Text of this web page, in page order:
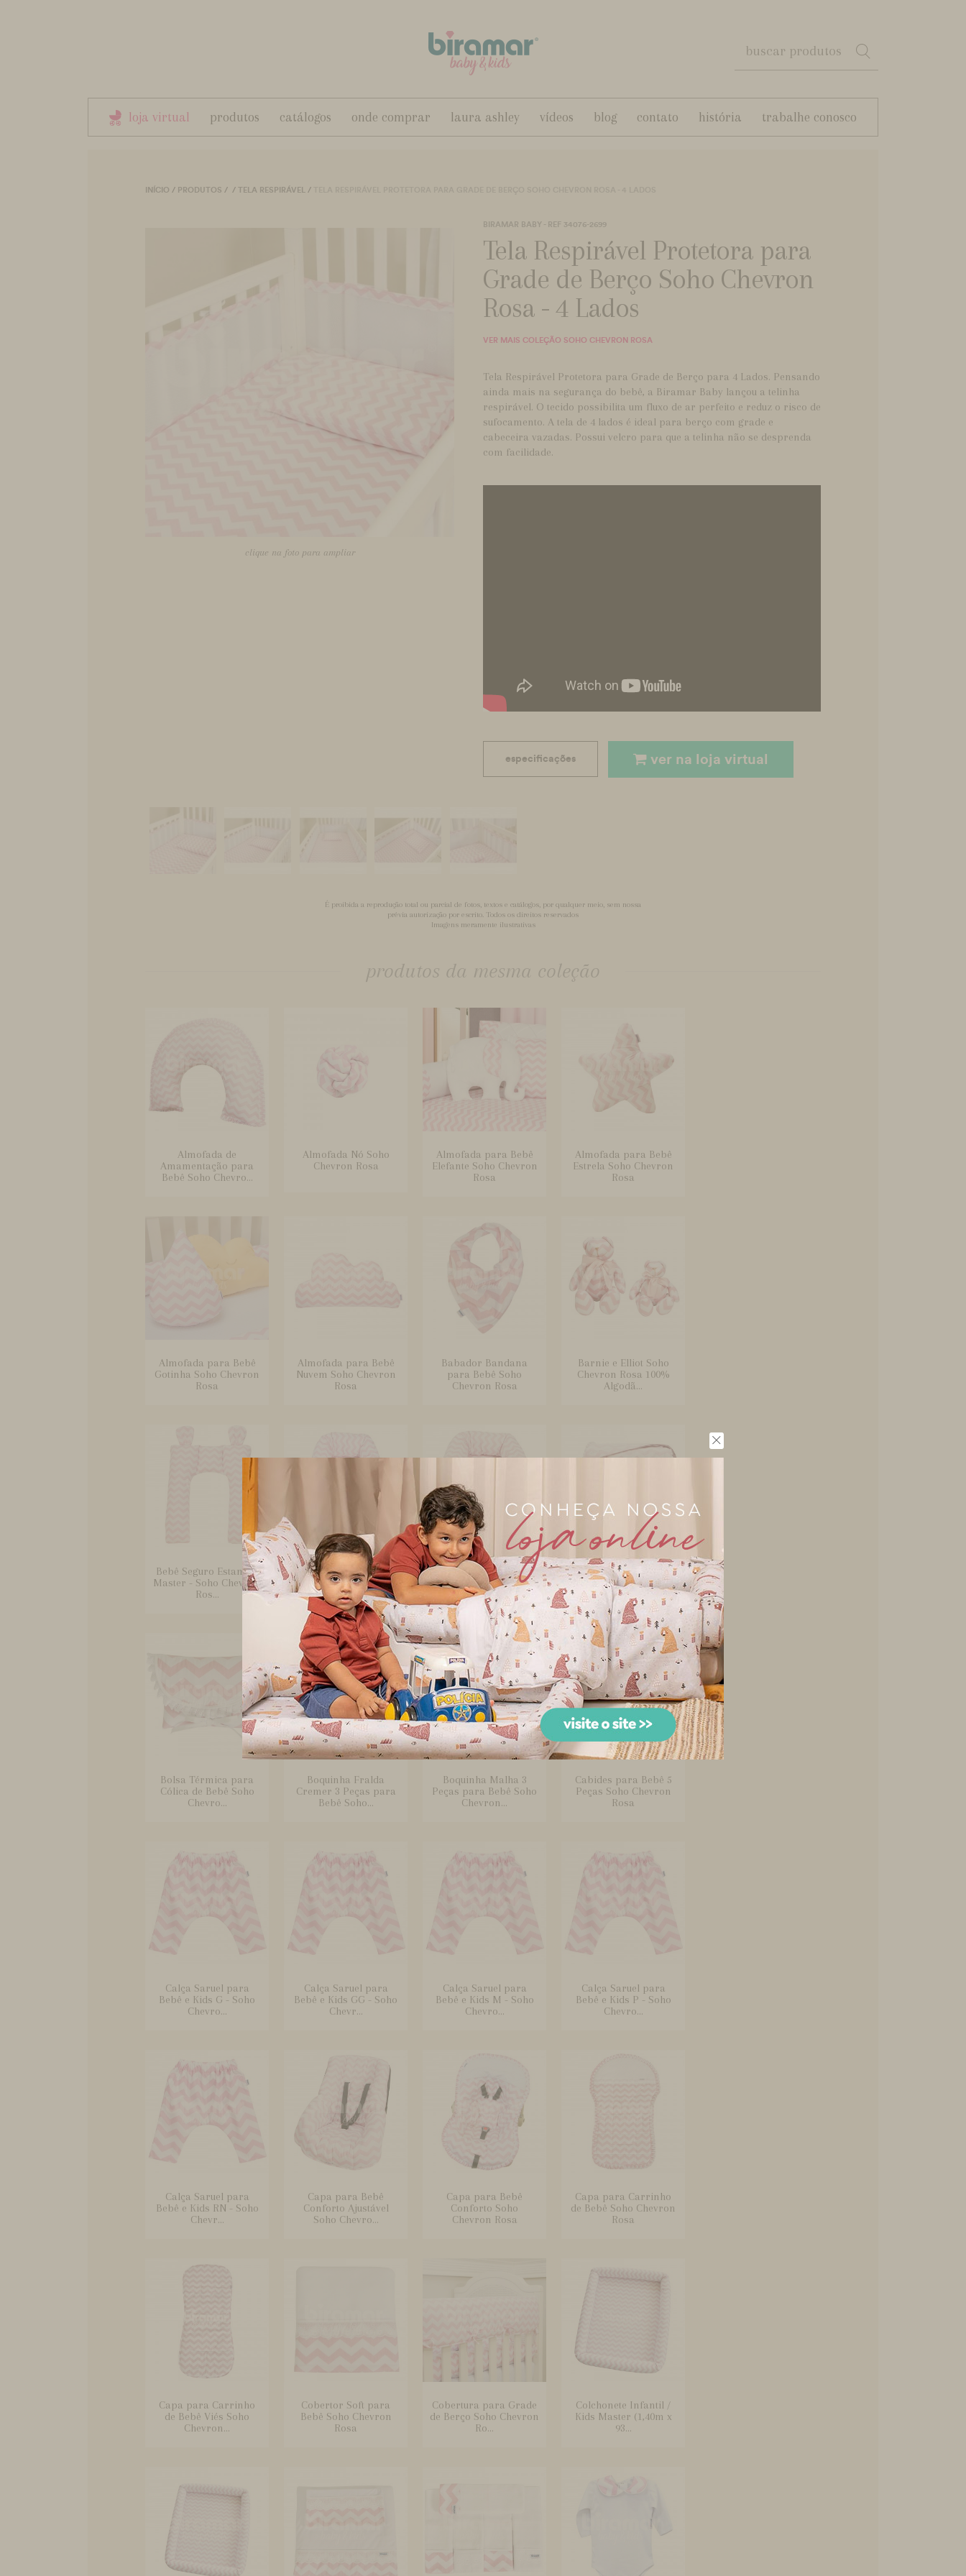
loja virtual produtos catálogos onde comprar laura ashley vídeos blog contato história trabalhe conosco
INÍCIO / PRODUTOS / / TELA RESPIRÁVEL /
clique na foto para ampliar
BIRAMAR BABY - REF 34076-2699
Tela Respirável Protetora para
Grade de Berço Soho Chevron
Rosa - 4 Lados
VER MAIS COLEÇÃO SOHO CHEVRON ROSA
Tela Respirável Protetora para Grade de Berço para 4 Lados. Pensando
ainda mais na segurança do bebê, a Biramar Baby lançou a telinha
respirável. O tecido possibilita um fluxo de ar perfeito e reduz o risco de
sufocamento. A tela de 4 lados é ideal para berço com grade e
cabeceira vazadas. Possui velcro para que a telinha não se desprenda
com facilidade.
especificações ver na loja virtual
É proibida a reprodução total ou parcial de fotos, textos e catálogos, por qualquer meio, sem nossa
prévia autorização por escrito. Todos os direitos reservados
Imagens meramente ilustrativas
produtos da mesma coleção
Almofada de
Amamentação para
Bebê Soho Chevro...
Almofada Nó Soho
Chevron Rosa
Almofada para Bebê
Elefante Soho Chevron
Rosa
Almofada para Bebê
Estrela Soho Chevron
Rosa
Almofada para Bebê
Gotinha Soho Chevron
Rosa
Almofada para Bebê
Nuvem Soho Chevron
Rosa
Babador Bandana
para Bebê Soho
Chevron Rosa
Barnie e Elliot Soho
Chevron Rosa 100%
Algodã...
Bebê Seguro Estampa
Master - Soho Chevron
Ros...
Bercinho Portátil
Ninho para Bebê Sleep
UM Ma...
Bercinho Portátil para
Bebê Sleep UM Soho
Che...
Bolsa com Trocador
para Bebê Brooklyn
Soho Ch...
Bolsa Térmica para
Cólica de Bebê Soho
Chevro...
Boquinha Fralda
Cremer 3 Peças para
Bebê Soho...
Boquinha Malha 3
Peças para Bebê Soho
Chevron...
Cabides para Bebê 5
Peças Soho Chevron
Rosa
Calça Saruel para
Bebê e Kids G - Soho
Chevro...
Calça Saruel para
Bebê e Kids GG - Soho
Chevr...
Calça Saruel para
Bebê e Kids M - Soho
Chevro...
Calça Saruel para
Bebê e Kids P - Soho
Chevro...
Calça Saruel para
Bebê e Kids RN - Soho
Chevr...
Capa para Bebê
Conforto Ajustável
Soho Chevro...
Capa para Bebê
Conforto Soho
Chevron Rosa
Capa para Carrinho
de Bebê Soho Chevron
Rosa
Capa para Carrinho
de Bebê Viés Soho
Chevron...
Cobertor Soft para
Bebê Soho Chevron
Rosa
Cobertura para Grade
de Berço Soho Chevron
Ro...
Colchonete Infantil /
Kids Master (1,40m x
93...